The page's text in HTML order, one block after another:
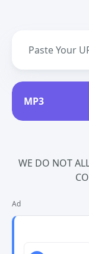
WE DO NOT
Ad